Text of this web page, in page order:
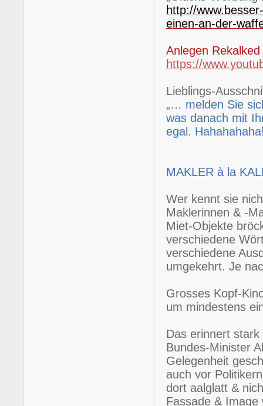
http://
einen-an-der-
Anlegen Rekalked
https://
Lieblings-
„… melden Sie
was danach mit
egal.
MAKLER à la
Wer kennt sie
Maklerinnen & -
Miet-Objekte
verschiedene
verschiedene
umgekehrt. Je
Grosses Kopf-
um mindestens
Das erinnert stark
Bundes-Minister
Gelegenheit
auch vor
dort aalglatt &
Fassade & Image